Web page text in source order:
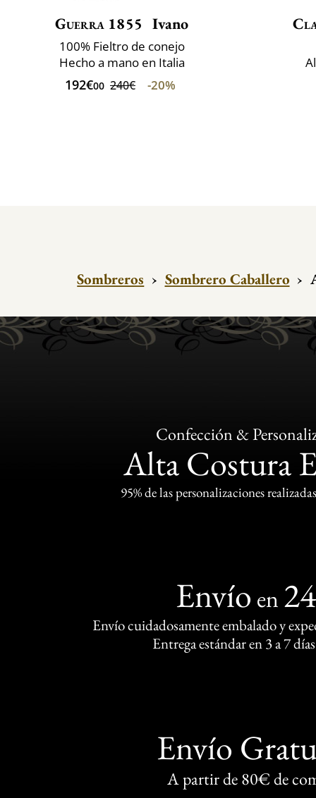
Guerra 1855 Ivano
100% Fieltro de conejo
Hecho a mano en Italia
192€00 240€ -20%
Sombreros › Sombrero Caballero ›
Confección &
Alta Costura
95% de las personalizaciones
Envío en
Envío cuidadosamente embalado y
Entrega estándar en 3 a 7
Envío
A partir de 80€ de